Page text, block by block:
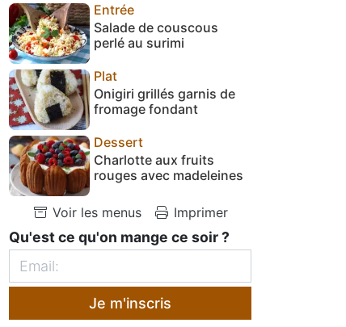
Entrée
Salade de couscous
perlé au surimi
Plat
Onigiri grillés garnis de
fromage fondant
Dessert
Charlotte aux fruits
rouges avec madeleines
Voir les menus Imprimer
Qu'est ce qu'on mange ce soir ?
Je m'inscris